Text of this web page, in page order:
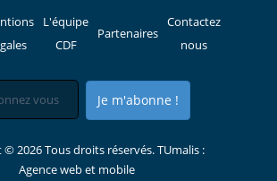
L'équipe
CDF
Partenaires
Contactez
nous
Je m'abonne !
2026 Tous droits réservés. TUmalis :
Agence web et mobile